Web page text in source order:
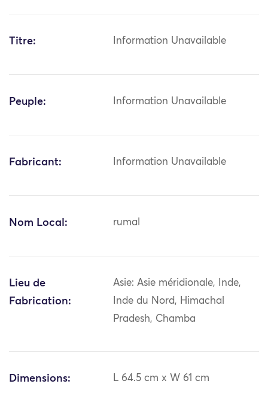
Titre: Information Unavailable
Peuple: Information Unavailable
Fabricant: Information Unavailable
Nom Local: rumal
Lieu de
Fabrication:
Asie: Asie méridionale, Inde,
Inde du Nord, Himachal
Pradesh, Chamba
Dimensions: L 64.5 cm x W 61 cm